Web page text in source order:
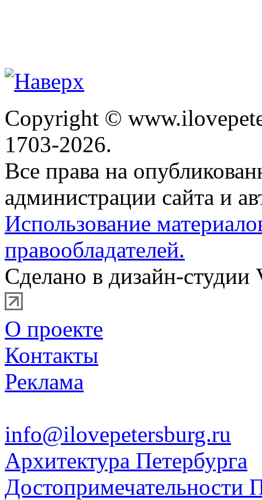
Copyright ©
1703-2026.
Все права на
администрации сайта и
Использование
правообладателей.
Сделано в дизайн-студии
О проекте
Контакты
Реклама
info@ilovepetersburg.ru
Архитектура Петербурга
Достопримечательности